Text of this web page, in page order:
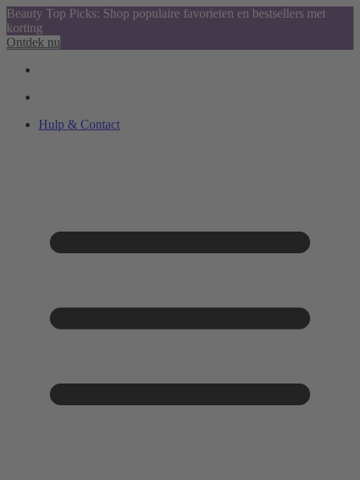
Beauty Top Picks: Shop populaire favorieten en bestsellers met
korting
Ontdek nu
Hulp & Contact